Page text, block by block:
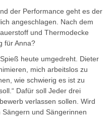
der Performance geht es der
angeschlagen. Nach dem
und Thermodecke
für Anna?
heute umgedreht. Dieter
mich arbeitslos zu
wie schwierig es ist zu
Dafür soll Jeder drei
verlassen sollen. Wird
und Sängerinnen